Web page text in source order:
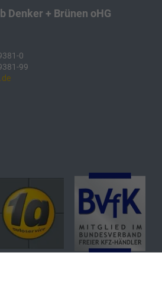
Denker + Brünen oHG
0
99